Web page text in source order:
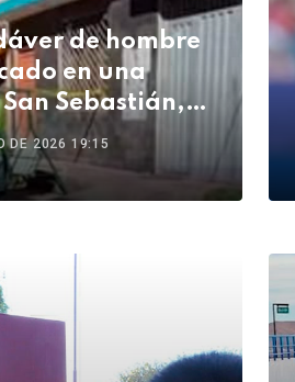
de hombre
en una
Sebastián,
DE 2026 19:15